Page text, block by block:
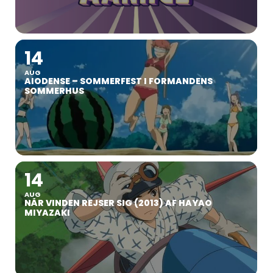
14
AUG
AIODENSE – SOMMERFEST I FORMANDENS
SOMMERHUS
14
AUG
NÅR VINDEN REJSER SIG (2013) AF HAYAO
MIYAZAKI